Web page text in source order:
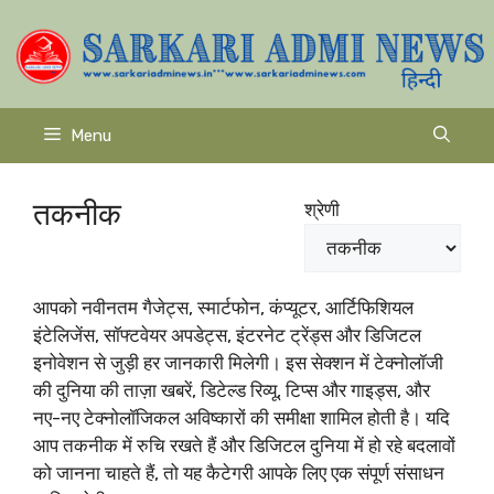
to
content
Menu
तकनीक श्रेणी
आपको नवीनतम गैजेट्स, स्मार्टफोन, कंप्यूटर, आर्टिफिशियल
इंटेलिजेंस, सॉफ्टवेयर अपडेट्स, इंटरनेट ट्रेंड्स और डिजिटल
इनोवेशन से जुड़ी हर जानकारी मिलेगी। इस सेक्शन में टेक्नोलॉजी
की दुनिया की ताज़ा खबरें, डिटेल्ड रिव्यू, टिप्स और गाइड्स, और
नए-नए टेक्नोलॉजिकल अविष्कारों की समीक्षा शामिल होती है। यदि
आप तकनीक में रुचि रखते हैं और डिजिटल दुनिया में हो रहे बदलावों
को जानना चाहते हैं, तो यह कैटेगरी आपके लिए एक संपूर्ण संसाधन